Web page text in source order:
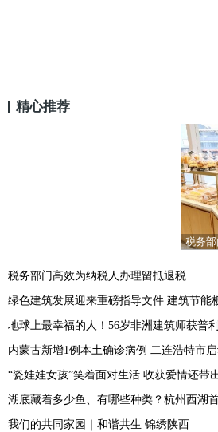
精心推荐
税务部门高效为纳税人办理留抵退税
绿色建筑发展迎来重磅指导文件 建筑节能
地球上最幸福的人！56岁非洲建筑师获普
内蒙古新增1例本土确诊病例 二连浩特市
“瓷娃娃女孩”笑着面对生活 收获爱情还带
湖底藏着多少鱼、有哪些种类？杭州西湖
我们的共同家园｜和谐共生 锦绣陕西